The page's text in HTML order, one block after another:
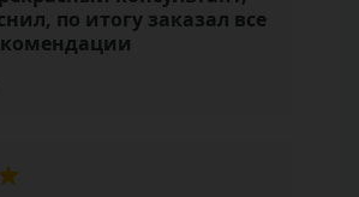
по итогу заказал все